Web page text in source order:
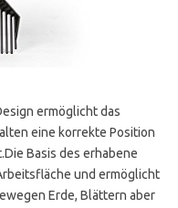
ermöglicht das
eine korrekte Position
Basis des erhabene
und ermöglicht
Erde, Blättern aber